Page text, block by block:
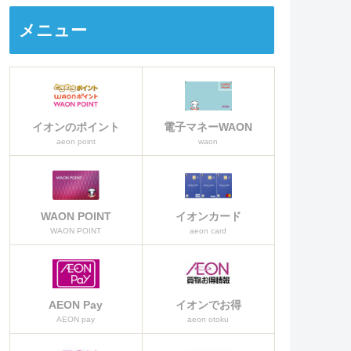
カードなのか詳しく説明をしてい
メニュー
イオンのポイント
aeon point
電子マネーWAON
waon
WAON POINT
WAON POINT
イオンカード
aeon card
AEON Pay
AEON pay
イオンでお得
aeon otoku